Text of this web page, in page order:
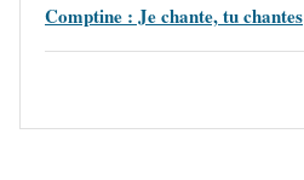
Comptine : Je chante, tu chantes